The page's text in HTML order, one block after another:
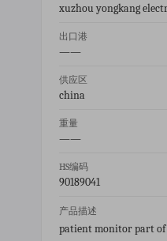
xuzhou yongkang
出口港
——
供应区
china
重量
——
HS编码
90189041
产品描述
patient monitor part of